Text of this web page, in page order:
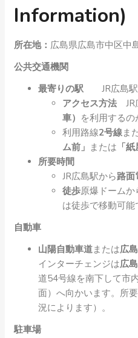
Information)
所在地： 広島県広島市中区中
公共交通機関
最寄りの駅 JR広島駅
アクセス方法
車） を利用するの
利用路線2号線ま
ム前」 または 「
所要時間
JR広島駅から路面
徒歩原爆ドーム
は徒歩で移動可能
自動車
山陽自動車道または広
インターチェンジは広
道54号線を南下して市
面）へ向かいます。所
況によります）。
駐車場